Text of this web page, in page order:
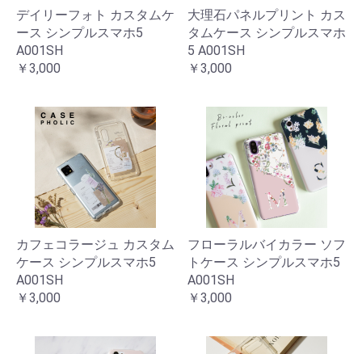
デイリーフォト カスタムケ
ース シンプルスマホ5
A001SH
￥3,000
大理石パネルプリント カス
タムケース シンプルスマホ
5 A001SH
￥3,000
カフェコラージュ カスタム
ケース シンプルスマホ5
A001SH
￥3,000
フローラルバイカラー ソフ
トケース シンプルスマホ5
A001SH
￥3,000